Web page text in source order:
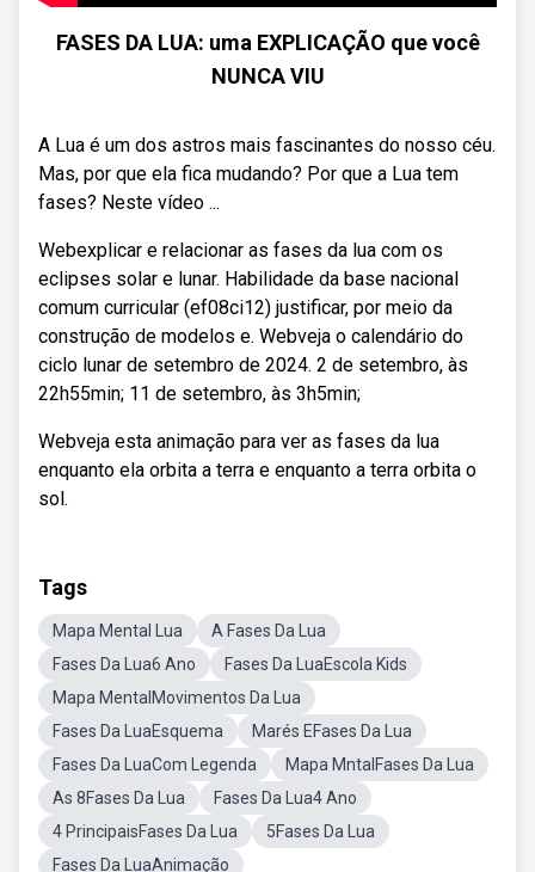
FASES DA LUA: uma EXPLICAÇÃO que você
NUNCA VIU
A Lua é um dos astros mais fascinantes do nosso céu.
Mas, por que ela fica mudando? Por que a Lua tem
fases? Neste vídeo ...
Webexplicar e relacionar as fases da lua com os
eclipses solar e lunar. Habilidade da base nacional
comum curricular (ef08ci12) justificar, por meio da
construção de modelos e. Webveja o calendário do
ciclo lunar de setembro de 2024. 2 de setembro, às
22h55min; 11 de setembro, às 3h5min;
Webveja esta animação para ver as fases da lua
enquanto ela orbita a terra e enquanto a terra orbita o
sol.
Tags
Mapa Mental Lua
A Fases Da Lua
Fases Da Lua6 Ano
Fases Da LuaEscola Kids
Mapa MentalMovimentos Da Lua
Fases Da LuaEsquema
Marés EFases Da Lua
Fases Da LuaCom Legenda
Mapa MntalFases Da Lua
As 8Fases Da Lua
Fases Da Lua4 Ano
4 PrincipaisFases Da Lua
5Fases Da Lua
Fases Da LuaAnimação